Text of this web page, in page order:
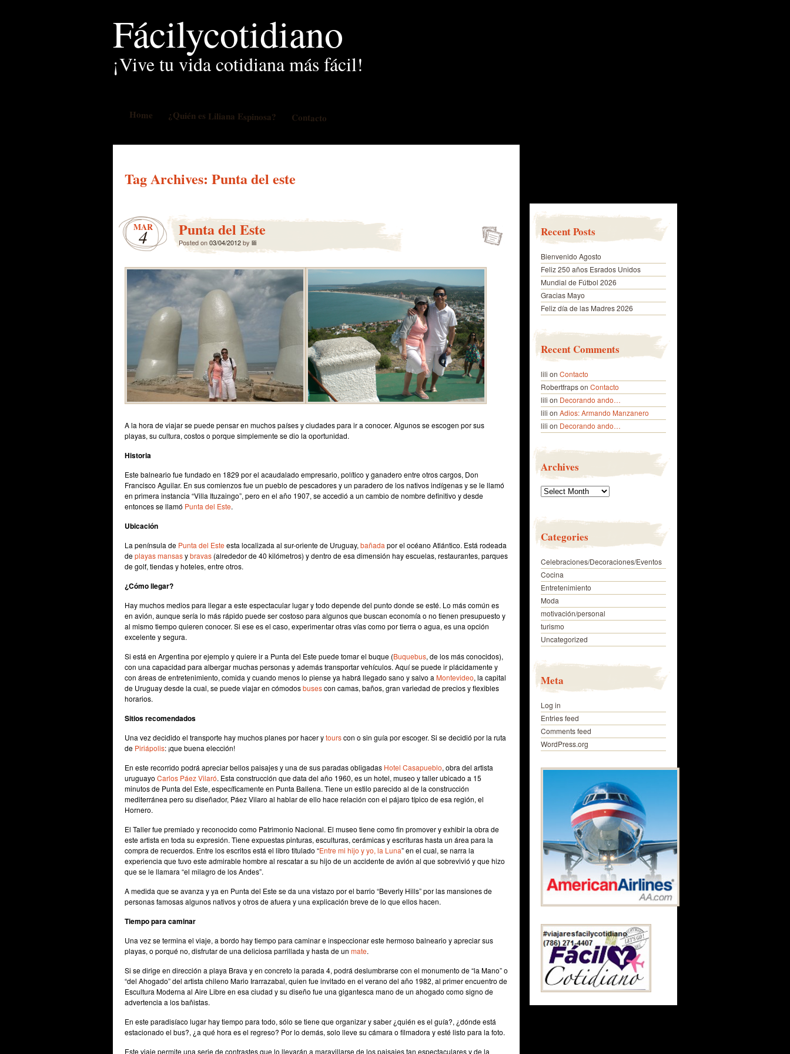
Fácilycotidiano
¡Vive tu vida cotidiana más fácil!
Home ¿Quién es Liliana Espinosa? Contacto
Tag Archives: Punta del este
MAR
4 Punta del Este
Posted on03/04/2012by lili
A la hora de viajar se puede pensar en muchos países y ciudades para ir a conocer. Algunos se escogen por sus
playas, su cultura, costos o porque simplemente se dio la oportunidad.
Historia
Este balneario fue fundado en 1829 por el acaudalado empresario, político y ganadero entre otros cargos, Don
Francisco Aguilar. En sus comienzos fue un pueblo de pescadores y un paradero de los nativos indígenas y se le llamó
en primera instancia “Villa Ituzaingo”, pero en el año 1907, se accedió a un cambio de nombre definitivo y desde
entonces se llamó Punta del Este.
Ubicación
La península de Punta del Este esta localizada al sur-oriente de Uruguay, bañada por el océano Atlántico. Está rodeada
deplayas mansasybravas (alrededor de 40 kilómetros) y dentro de esa dimensión hay escuelas, restaurantes, parques
de golf, tiendas y hoteles, entre otros.
¿Cómo llegar?
Hay muchos medios para llegar a este espectacular lugar y todo depende del punto donde se esté. Lo más común es
en avión, aunque sería lo más rápido puede ser costoso para algunos que buscan economía o no tienen presupuesto y
al mismo tiempo quieren conocer. Si ese es el caso, experimentar otras vías como por tierra o agua, es una opción
excelente y segura.
Si está en Argentina por ejemplo y quiere ir a Punta del Este puede tomar el buque (Buquebus, de los más conocidos),
con una capacidad para albergar muchas personas y además transportar vehículos. Aquí se puede ir plácidamente y
con áreas de entretenimiento, comida y cuando menos lo piense ya habrá llegado sano y salvo a Montevideo, la capital
de Uruguay desde la cual, se puede viajar en cómodosbusescon camas, baños, gran variedad de precios y flexibles
horarios.
Sitios recomendados
Una vez decidido el transporte hay muchos planes por hacer ytourscon o sin guía por escoger. Si se decidió por la ruta
de Piriápolis: ¡que buena elección!
En este recorrido podrá apreciar bellos paisajes y una de sus paradas obligadas Hotel Casapueblo, obra del artista
uruguayo Carlos Páez Vilaró. Esta construcción que data del año 1960, es un hotel, museo y taller ubicado a 15
minutos de Punta del Este, específicamente en Punta Ballena. Tiene un estilo parecido al de la construcción
mediterránea pero su diseñador, Páez Vilaro al hablar de ello hace relación con el pájaro típico de esa región, el
Hornero.
El Taller fue premiado y reconocido como Patrimonio Nacional. El museo tiene como fin promover y exhibir la obra de
este artista en toda su expresión. Tiene expuestas pinturas, esculturas, cerámicas y escrituras hasta un área para la
compra de recuerdos. Entre los escritos está el libro titulado “Entre mi hijo y yo, la Luna” en el cual, se narra la
experiencia que tuvo este admirable hombre al rescatar a su hijo de un accidente de avión al que sobrevivió y que hizo
que se le llamara “el milagro de los Andes”.
A medida que se avanza y ya en Punta del Este se da una vistazo por el barrio “Beverly Hills” por las mansiones de
personas famosas algunos nativos y otros de afuera y una explicación breve de lo que ellos hacen.
Tiempo para caminar
Una vez se termina el viaje, a bordo hay tiempo para caminar e inspeccionar este hermoso balneario y apreciar sus
playas, o porqué no, disfrutar de una deliciosa parrillada y hasta de un mate.
Si se dirige en dirección a playa Brava y en concreto la parada 4, podrá deslumbrarse con el monumento de “la Mano” o
“del Ahogado” del artista chileno Mario Irarrazabal, quien fue invitado en el verano del año 1982, al primer encuentro de
Escultura Moderna al Aire Libre en esa ciudad y su diseño fue una gigantesca mano de un ahogado como signo de
advertencia a los bañistas.
En este paradisíaco lugar hay tiempo para todo, sólo se tiene que organizar y saber ¿quién es el guía?, ¿dónde está
estacionado el bus?, ¿a qué hora es el regreso? Por lo demás, solo lleve su cámara o filmadora y esté listo para la foto.
Este viaje permite una serie de contrastes que lo llevarán a maravillarse de los paisajes tan espectaculares y de la
Recent Posts
Bienvenido Agosto
Feliz 250 años Esrados Unidos
Mundial de Fútbol 2026
Gracias Mayo
Feliz día de las Madres 2026
Recent Comments
lili on Contacto
Robertfrapson Contacto
lili on Decorando ando…
lili on Adios: Armando Manzanero
lili on Decorando ando…
Archives
Archives
Categories
Celebraciones/Decoraciones/Eventos
Cocina
Entretenimiento
Moda
motivación/personal
turismo
Uncategorized
Meta
Log in
Entries feed
Comments feed
WordPress.org